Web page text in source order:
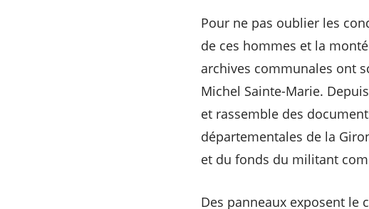
Pour ne pas oublier les
de ces hommes et la
archives communales ont
Michel Sainte-Marie.
et rassemble des
départementales de la
et du fonds du militant
Des panneaux exposent le